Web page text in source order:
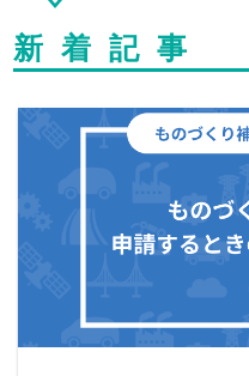
新着記事